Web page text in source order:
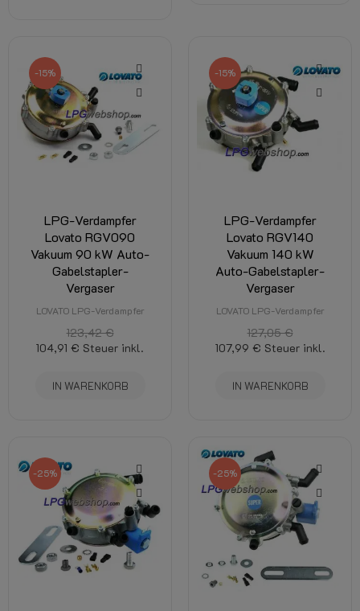
-15%
LPG-Verdampfer
Lovato RGV090
Vakuum 90 kW Auto-
Gabelstapler-
Vergaser
LOVATO LPG-Verdampfer
123,42 €
104,91 € Steuer inkl.
IN WARENKORB
-15%
LPG-Verdampfer
Lovato RGV140
Vakuum 140 kW
Auto-Gabelstapler-
Vergaser
LOVATO LPG-Verdampfer
127,05 €
107,99 € Steuer inkl.
IN WARENKORB
-25% -25%